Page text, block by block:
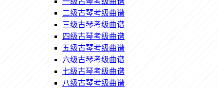
二级古琴考级曲谱
三级古琴考级曲谱
四级古琴考级曲谱
五级古琴考级曲谱
六级古琴考级曲谱
七级古琴考级曲谱
八级古琴考级曲谱